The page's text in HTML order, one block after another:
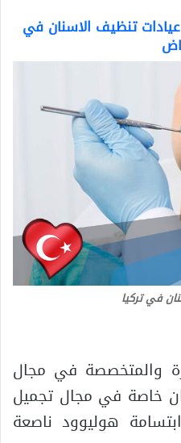
أفضل 5 عيادات تنظيف الاسنان في
في تركيا
والمتخصصة في مجال
خاصة في مجال تجميل
هوليوود ناصعة